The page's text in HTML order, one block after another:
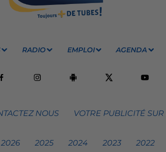
RADIO EMPLOI AGENDA
NOUS VOTRE PUBLICITÉ
2026 2025 2024 2023 2022